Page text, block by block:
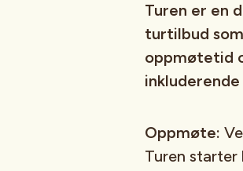
Turen er en
turtilbud
oppmøtetid
Oppmøte:
Turen starter